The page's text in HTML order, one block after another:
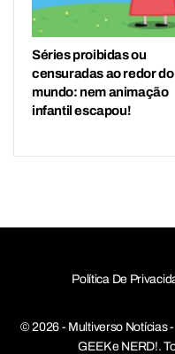
Séries proibidas ou
censuradas ao redor do
mundo: nem animação
infantil escapou!
Política De
© 2026 - Multiverso Notícias
GEEK e NERD!.